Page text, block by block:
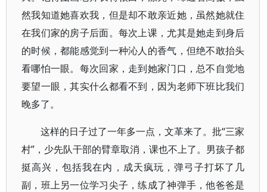
然我知道她喜欢我，但是却不敢亲近她，虽然她就住
在我们家的房子后面。每次上课，尤其是她走到身后
的时候，都能感觉到一种沁人的香气，但绝不敢抬头
看哪怕一眼。每次回家，走到她家门口，总不自觉地
要望一眼，其实什么都看不到，因为老师下班比我们
晚多了。
这样的日子过了一年多一点，文革来了。批“三家
村”，少先队干部的臂章取消，课也不上了。男孩子都
挺高兴，包括我在内，成天疯玩，弹弓子打坏了几
副，班上另一位学习尖子，练成了神弹手，他爸爸是